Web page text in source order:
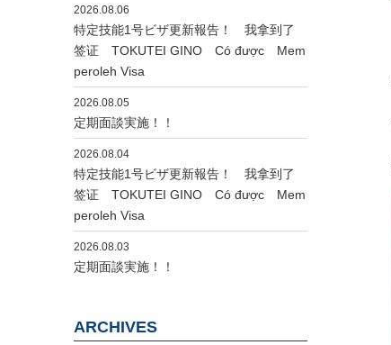
2026.08.06
特定技能1号ビザ更新報告！ 我拿到了
签证 TOKUTEI GINO Có được Mem
peroleh Visa
2026.08.05
定期面談実施！！
2026.08.04
特定技能1号ビザ更新報告！ 我拿到了
签证 TOKUTEI GINO Có được Mem
peroleh Visa
2026.08.03
定期面談実施！！
ARCHIVES